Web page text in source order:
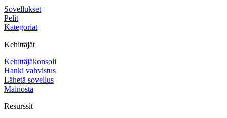
Sovellukset
Pelit
Kategoriat
Kehittäjät
Kehittäjäkonsoli
Hanki vahvistus
Lähetä sovellus
Mainosta
Resurssit